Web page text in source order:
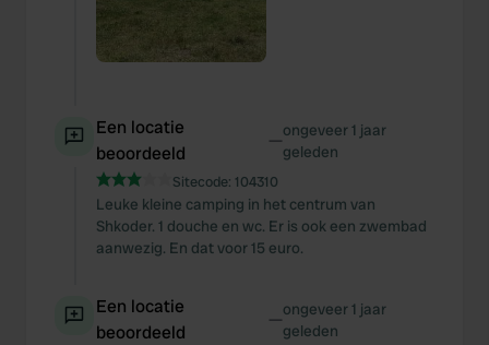
Een locatie
beoordeeld
—ongeveer 1 jaar
geleden
Sitecode: 104310
Leuke kleine camping in het centrum van
Shkoder. 1 douche en wc. Er is ook een zwembad
aanwezig. En dat voor 15 euro.
Een locatie
beoordeeld
—ongeveer 1 jaar
geleden